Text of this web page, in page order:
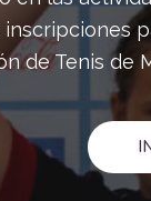
de Tenis de